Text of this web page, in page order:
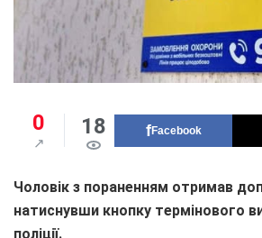
0 18 Facebook
Чоловік з пораненням отримав
натиснувши кнопку термінового
поліції.